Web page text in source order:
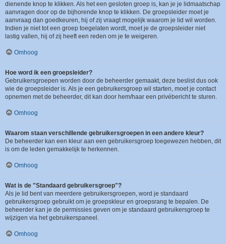
dienende knop te klikken. Als het een gesloten groep is, kan je je lidmaatschap
aanvragen door op de bijhorende knop te klikken. De groepsleider moet je
aanvraag dan goedkeuren, hij of zij vraagt mogelijk waarom je lid wil worden.
Indien je niet tot een groep toegelaten wordt, moet je de groepsleider niet
lastig vallen, hij of zij heeft een reden om je te weigeren.
Omhoog
Hoe word ik een groepsleider?
Gebruikersgroepen worden door de beheerder gemaakt, deze beslist dus ook
wie de groepsleider is. Als je een gebruikersgroep wil starten, moet je contact
opnemen met de beheerder, dit kan door hem/haar een privébericht te sturen.
Omhoog
Waarom staan verschillende gebruikersgroepen in een andere kleur?
De beheerder kan een kleur aan een gebruikersgroep toegewezen hebben, dit
is om de leden gemakkelijk te herkennen.
Omhoog
Wat is de "Standaard gebruikersgroep"?
Als je lid bent van meerdere gebruikersgroepen, word je standaard
gebruikersgroep gebruikt om je groepskleur en groepsrang te bepalen. De
beheerder kan je de permissies geven om je standaard gebruikersgroep te
wijzigen via het gebruikerspaneel.
Omhoog